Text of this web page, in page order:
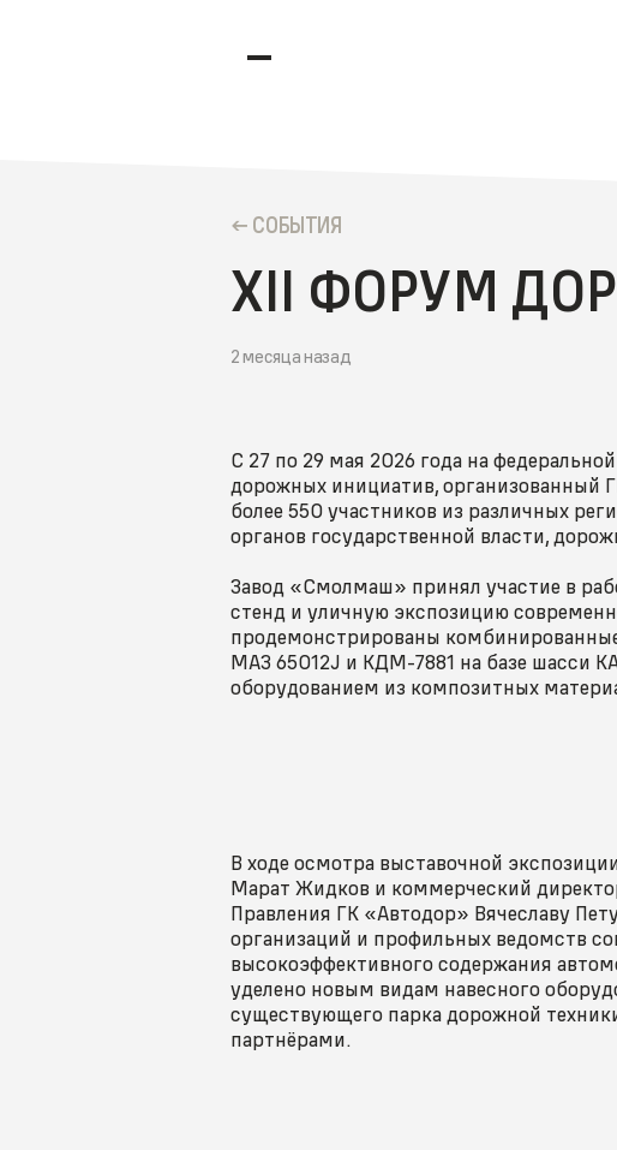
CОБЫТИЯ
XII ФОРУМ
2 месяца назад
С 27 по 29 мая 2026 года на
дорожных инициатив, организованный
более 550 участников из различных
органов государственной власти,
Завод «Смолмаш» принял участие в
стенд и уличную экспозицию
продемонстрированы
МАЗ 65012J и КДМ-7881 на базе шасси
оборудованием из композитных
В ходе осмотра выставочной
Марат Жидков и коммерческий
Правления ГК «Автодор» Вячеславу
организаций и профильных ведомств
высокоэффективного содержания
уделено новым видам навесного
существующего парка дорожной
партнёрами.